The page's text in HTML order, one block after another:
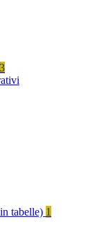
3
tabelle) 1